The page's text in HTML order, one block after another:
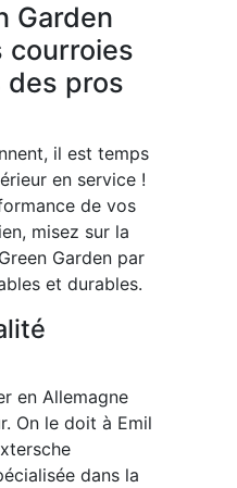
Garden
courroies
des pros
il est temps
en service !
de vos
misez sur la
Garden par
et durables.
en Allemagne
On le doit à Emil
dans la